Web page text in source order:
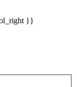
}}